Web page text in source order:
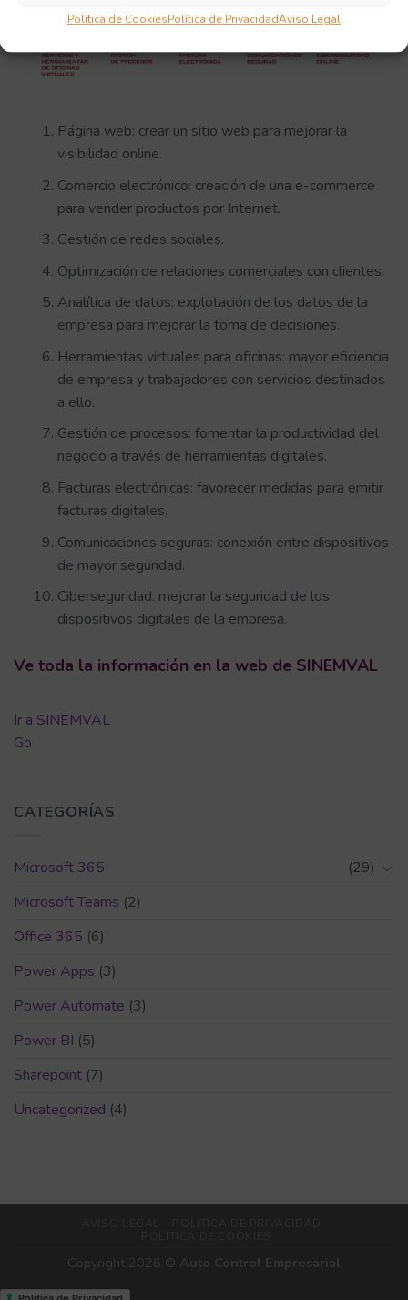
Política de CookiesPolítica de PrivacidadAviso Legal
Página web: crear un sitio web para mejorar la
visibilidad online.
Comercio electrónico: creación de una e-commerce
para vender productos por Internet.
Gestión de redes sociales.
Optimización de relaciones comerciales con clientes.
Analítica de datos: explotación de los datos de la
empresa para mejorar la toma de decisiones.
Herramientas virtuales para oficinas: mayor eficiencia
de empresa y trabajadores con servicios destinados
a ello.
Gestión de procesos: fomentar la productividad del
negocio a través de herramientas digitales.
Facturas electrónicas: favorecer medidas para emitir
facturas digitales.
Comunicaciones seguras: conexión entre dispositivos
de mayor seguridad.
Ciberseguridad: mejorar la seguridad de los
dispositivos digitales de la empresa.
Ve toda la información en la web de SINEMVAL
Ir a SINEMVAL
Go
CATEGORÍAS
Microsoft 365
(29)
Microsoft Teams (2)
Office 365 (6)
Power Apps (3)
Power Automate (3)
Power BI (5)
Sharepoint (7)
Uncategorized (4)
Copyright 2026 © Auto Control Empresarial